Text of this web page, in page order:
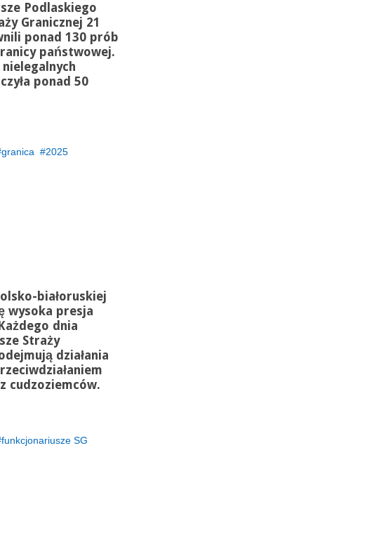
Podlaskiego
Granicznej 21
ponad 130 prób
państwowej.
nielegalnych
ponad 50
granica
2025
białoruskiej
wysoka presja
dnia
Straży
działania
cudzoziemców.
funkcjonariusze SG